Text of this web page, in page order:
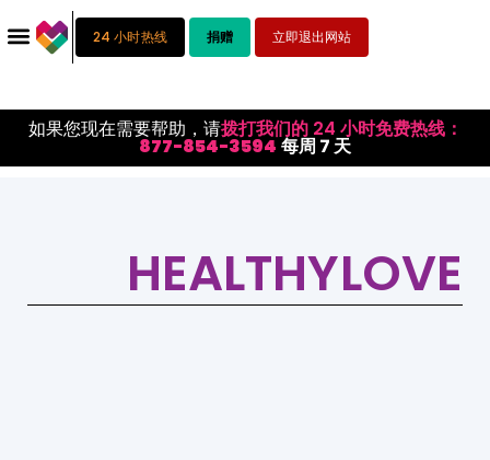
24 小时热线 捐赠 立即退出网站
如果您现在需要帮助，请拨打我们的 24 小时免费热线：
877-854-3594每周 7 天
HEALTHYLOVE